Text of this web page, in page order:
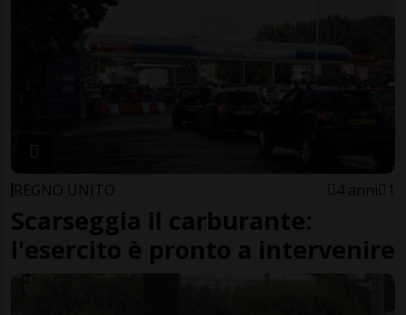
REGNO UNITO 4 anni 1
Scarseggia il carburante:
l'esercito è pronto a intervenire